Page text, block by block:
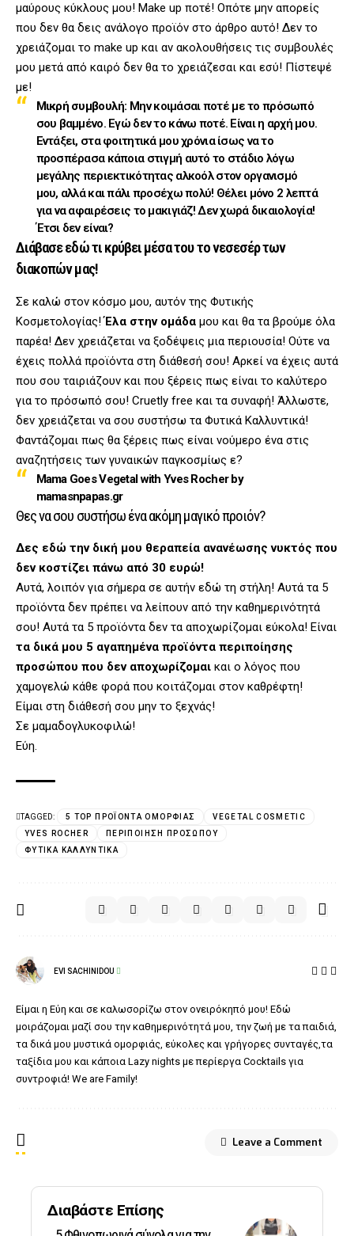
μαύρους κύκλους μου! Make up ποτέ! Οπότε μην απορείς
που δεν θα δεις ανάλογο προϊόν στο άρθρο αυτό! Δεν το
χρειάζομαι το make up και αν ακολουθήσεις τις συμβουλές
μου μετά από καιρό δεν θα το χρειάζεσαι και εσύ! Πίστεψέ
με!
Μικρή συμβουλή: Μην κοιμάσαι ποτέ με το πρόσωπό
σου βαμμένο. Εγώ δεν το κάνω ποτέ. Είναι η αρχή μου.
Εντάξει, στα φοιτητικά μου χρόνια ίσως να το
προσπέρασα κάποια στιγμή αυτό το στάδιο λόγω
μεγάλης περιεκτικότητας αλκοόλ στον οργανισμό
μου, αλλά και πάλι προσέχω πολύ! Θέλει μόνο 2 λεπτά
για να αφαιρέσεις το μακιγιάζ! Δεν χωρά δικαιολογία!
Έτσι δεν είναι?
Διάβασε εδώ τι κρύβει μέσα του το νεσεσέρ των
διακοπών μας!
Σε καλώ στον κόσμο μου, αυτόν της Φυτικής
Κοσμετολογίας!Έλα στην ομάδα μου και θα τα βρούμε όλα
παρέα! Δεν χρειάζεται να ξοδέψεις μια περιουσία! Ούτε να
έχεις πολλά προϊόντα στη διάθεσή σου! Αρκεί να έχεις αυτά
που σου ταιριάζουν και που ξέρεις πως είναι το καλύτερο
για το πρόσωπό σου! Cruetly free και τα συναφή! Άλλωστε,
δεν χρειάζεται να σου συστήσω τα Φυτικά Καλλυντικά!
Φαντάζομαι πως θα ξέρεις πως είναι νούμερο ένα στις
αναζητήσεις των γυναικών παγκοσμίως ε?
Mama Goes Vegetal with Yves Rocher by
mamasnpapas.gr
Θες να σου συστήσω ένα ακόμη μαγικό προιόν?
Δες εδώ την δική μου θεραπεία ανανέωσης νυκτός που
δεν κοστίζει πάνω από 30 ευρώ!
Αυτά, λοιπόν για σήμερα σε αυτήν εδώ τη στήλη! Αυτά τα 5
προϊόντα δεν πρέπει να λείπουν από την καθημερινότητά
σου! Αυτά τα 5 προϊόντα δεν τα αποχωρίζομαι εύκολα! Είναι
τα δικά μου 5 αγαπημένα προϊόντα περιποίησης
προσώπου που δεν αποχωρίζομαι και ο λόγος που
χαμογελώ κάθε φορά που κοιτάζομαι στον καθρέφτη!
Είμαι στη διάθεσή σου μην το ξεχνάς!
Σε μαμαδογλυκοφιλώ!
Εύη.
TAGGED: 5 TOP ΠΡΟΪΌΝΤΑ ΟΜΟΡΦΙΆΣ
VEGETAL COSMETIC
YVES ROCHER
ΠΕΡΙΠΟΊΗΣΗ ΠΡΟΣΏΠΟΥ
ΦΥΤΙΚΆ ΚΑΛΛΥΝΤΙΚΆ
EVI SACHINIDOU
Είμαι η Εύη και σε καλωσορίζω στον ονειρόκηπό μου! Εδώ
μοιράζομαι μαζί σου την καθημερινότητά μου, την ζωή με τα παιδιά,
τα δικά μου μυστικά ομορφιάς, εύκολες και γρήγορες συνταγές,τα
ταξίδια μου και κάποια Lazy nights με περίεργα Cocktails για
συντροφιά! We are Family!
Leave a Comment
Διαβάστε Επίσης